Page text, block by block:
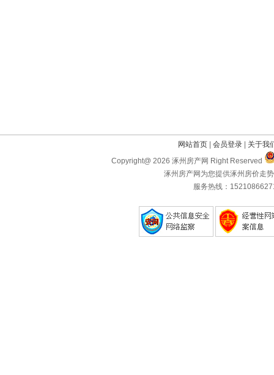
网站首页 会员登录
关于我
Copyright@ 2026 涿州房产网 Right Reserved
涿州房产网为您提供涿州房价走
服务热线：